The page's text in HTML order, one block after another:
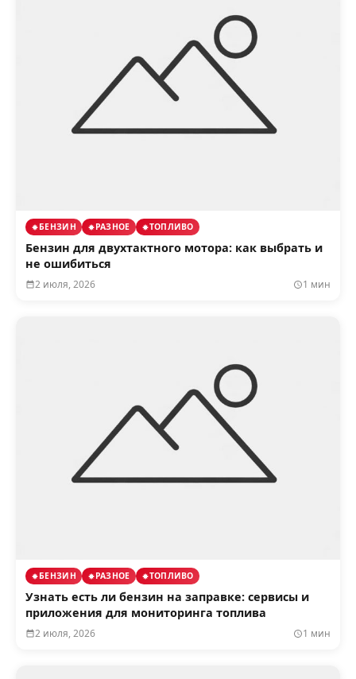
БЕНЗИН РАЗНОЕ ТОПЛИВО
Бензин для двухтактного мотора: как выбрать и
не ошибиться
2 июля, 2026 1 мин
БЕНЗИН РАЗНОЕ ТОПЛИВО
Узнать есть ли бензин на заправке: сервисы и
приложения для мониторинга топлива
2 июля, 2026 1 мин